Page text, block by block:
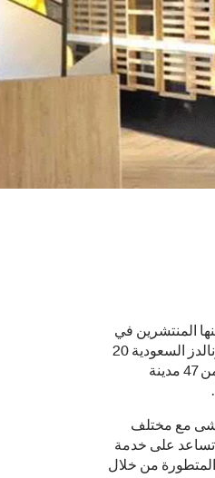
المنتشرين في
مختلف مناطق المملكة وفق أعلى معايير الجودة والخدمة، افتتحت ماكدونالدز السعودية 20
فرعا جديدا خلال عام 2017 ليبلغ عدد فروعها 265 فرعا منتشرة في أكثر من 47 مدينة
مع مختلف
تساعد على خدمة
المتطورة من خلال